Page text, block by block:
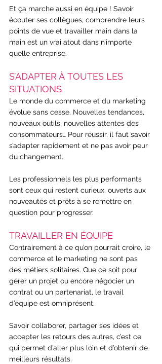
Et ça marche aussi en équipe ! Savoir
écouter ses collègues, comprendre leurs
points de vue et travailler main dans la
main est un vrai atout dans n’importe
quelle entreprise.
S’ADAPTER À TOUTES LES
SITUATIONS
Le monde du commerce et du marketing
évolue sans cesse. Nouvelles tendances,
nouveaux outils, nouvelles attentes des
consommateurs… Pour réussir, il faut savoir
s’adapter rapidement et ne pas avoir peur
du changement.
Les professionnels les plus performants
sont ceux qui restent curieux, ouverts aux
nouveautés et prêts à se remettre en
question pour progresser.
TRAVAILLER EN ÉQUIPE
Contrairement à ce qu’on pourrait croire, le
commerce et le marketing ne sont pas
des métiers solitaires. Que ce soit pour
gérer un projet ou encore négocier un
contrat ou un partenariat, le travail
d’équipe est omniprésent.
Savoir collaborer, partager ses idées et
accepter les retours des autres, c’est ce
qui permet d’aller plus loin et d’obtenir de
meilleurs résultats.